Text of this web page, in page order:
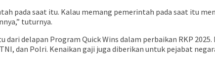
pada saat itu. Kalau memang pemerintah pada saat itu
tuturnya.
delapan Program Quick Wins dalam perbaikan RKP
dan Polri. Kenaikan gaji juga diberikan untuk pejabat